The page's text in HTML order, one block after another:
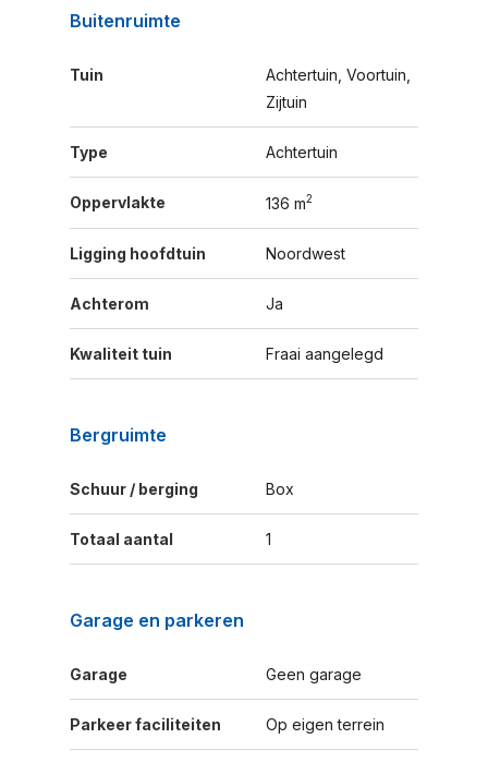
Buitenruimte
Tuin
Achtertuin, Voortuin,
Zijtuin
Type Achtertuin
Oppervlakte 136 m2
Ligging hoofdtuin Noordwest
Achterom Ja
Kwaliteit tuin Fraai aangelegd
Bergruimte
Schuur / berging Box
Totaal aantal 1
Garage en parkeren
Garage Geen garage
Parkeer faciliteiten Op eigen terrein